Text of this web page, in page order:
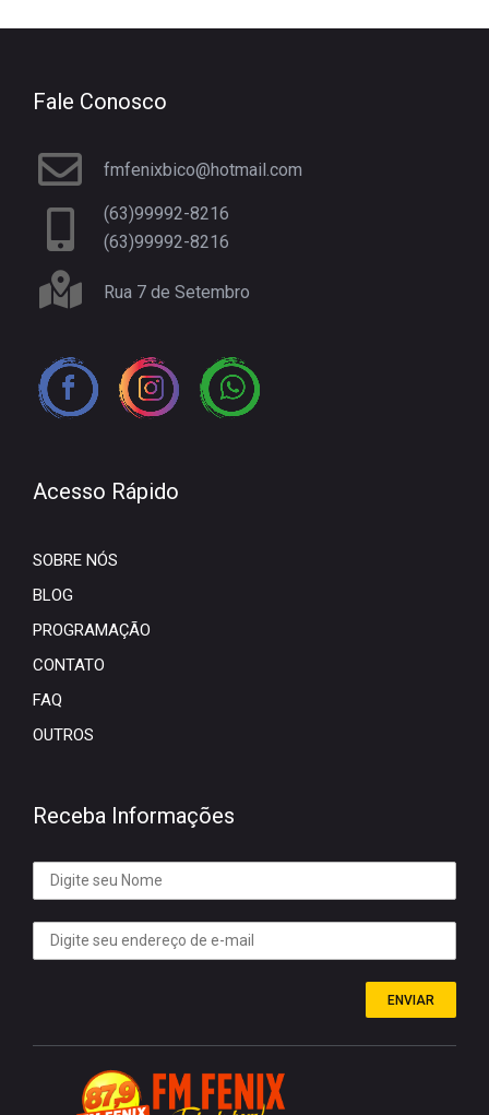
Fale Conosco
fmfenixbico@hotmail.com
(63)99992-8216
(63)99992-8216
Rua 7 de Setembro
Acesso Rápido
SOBRE NÓS
BLOG
PROGRAMAÇÃO
CONTATO
FAQ
OUTROS
Receba Informações
ENVIAR